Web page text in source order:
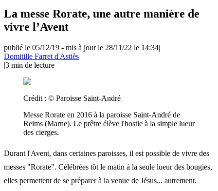
La messe Rorate, une autre manière de
vivre l’Avent
publié le 05/12/19 - mis à jour le 28/11/22 le 14:34|
Domitille Farret d'Astiès
|3 min de lecture
Crédit : © Paroisse Saint-André
Messe Rorate en 2016 à la paroisse Saint-André de
Reims (Marne). Le prêtre élève l'hostie à la simple lueur
des cierges.
Durant l'Avent, dans certaines paroisses, il est possible de vivre des
messes "Rorate". Célébrées tôt le matin à la seule lueur des bougies,
elles permettent de se préparer à la venue de Jésus... autrement.